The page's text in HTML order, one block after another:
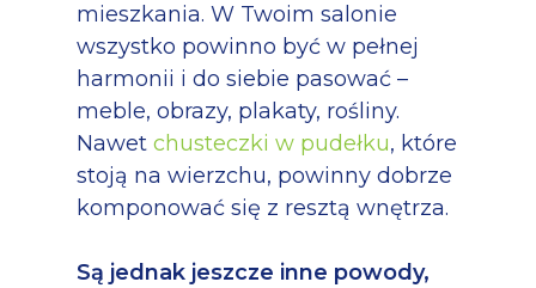
mieszkania. W Twoim salonie
wszystko powinno być w pełnej
harmonii i do siebie pasować –
meble, obrazy, plakaty, rośliny.
Nawet chusteczki w pudełku, które
stoją na wierzchu, powinny dobrze
komponować się z resztą wnętrza.
Są jednak jeszcze inne powody,